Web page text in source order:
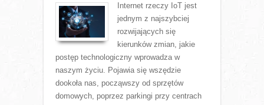
Internet rzeczy IoT jest
jednym z najszybciej
rozwijających się
kierunków zmian, jakie
postęp technologiczny wprowadza w
naszym życiu. Pojawia się wszędzie
dookoła nas, począwszy od sprzętów
domowych, poprzez parkingi przy centrach